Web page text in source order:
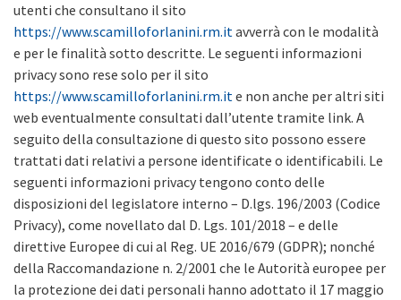
utenti che consultano il sito
https://www.scamilloforlanini.rm.itavverrà con le modalità
e per le finalità sotto descritte. Le seguenti informazioni
privacy sono rese solo per il sito
https://www.scamilloforlanini.rm.ite non anche per altri siti
web eventualmente consultati dall’utente tramite link. A
seguito della consultazione di questo sito possono essere
trattati dati relativi a persone identificate o identificabili. Le
seguenti informazioni privacy tengono conto delle
disposizioni del legislatore interno – D.lgs. 196/2003 (Codice
Privacy), come novellato dal D. Lgs. 101/2018 – e delle
direttive Europee di cui al Reg. UE 2016/679 (GDPR); nonché
della Raccomandazione n. 2/2001 che le Autorità europee per
la protezione dei dati personali hanno adottato il 17 maggio